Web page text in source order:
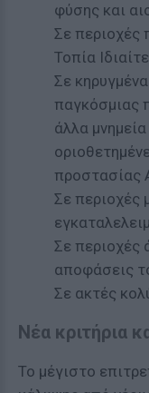
φύσης και
Σε περιοχές
Τοπία
Σε
παγκόσμιας
άλλα
προστασίας
Σε περιοχές
Σε περιοχές
αποφάσεις
Σε ακτές
Νέα κριτήρια
Το μέγιστο